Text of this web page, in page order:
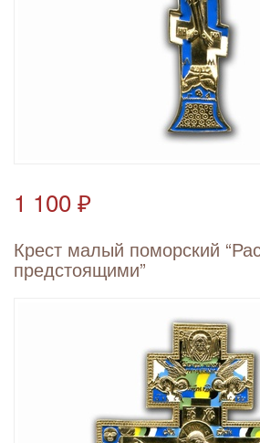
1 100 ₽
Крест малый поморский
предстоящими”